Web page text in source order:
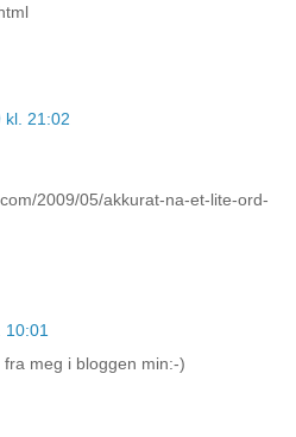
kl. 21:02
2009/05/akkurat-na-et-lite-ord-
10:01
meg i bloggen min:-)